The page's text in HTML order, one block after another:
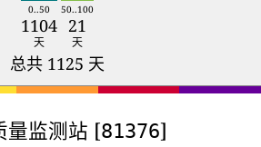
0..50 50..100
1104 21
天 天
总共 1125 天
量监测站 [81376]